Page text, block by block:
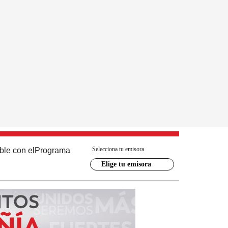
con el Programa Selecciona tu emisora
Elige tu emisora